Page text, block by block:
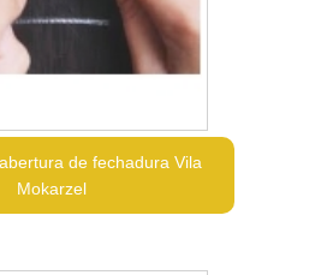
de fechadura Vila
Mokarzel